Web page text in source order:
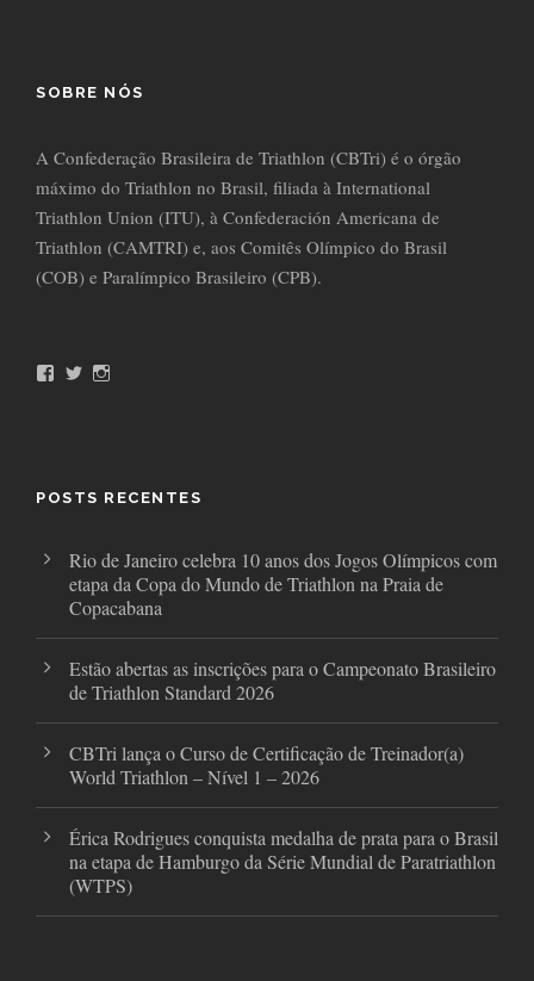
SOBRE NÓS
A Confederação Brasileira de Triathlon (CBTri) é o órgão
máximo do Triathlon no Brasil, filiada à International
Triathlon Union (ITU), à Confederación Americana de
Triathlon (CAMTRI) e, aos Comitês Olímpico do Brasil
(COB) e Paralímpico Brasileiro (CPB).
k
T
a
POSTS RECENTES
Rio de Janeiro celebra 10 anos dos Jogos Olímpicos com
etapa da Copa do Mundo de Triathlon na Praia de
Copacabana
Estão abertas as inscrições para o Campeonato Brasileiro
de Triathlon Standard 2026
CBTri lança o Curso de Certificação de Treinador(a)
World Triathlon – Nível 1 – 2026
Érica Rodrigues conquista medalha de prata para o Brasil
na etapa de Hamburgo da Série Mundial de Paratriathlon
(WTPS)